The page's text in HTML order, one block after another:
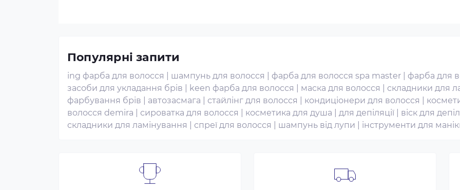
Популярні запити
ing фарба для волосся шампунь для волосся фарба для волосся spa master
фарба для
засоби для укладання брів
keen фарба для волосся маска для волосся
складники для
фарбування брів
автозасмага стайлінг для волосся кондиціонери для волосся
волосся demira
сироватка для волосся косметика для душа для депіляції
віск для
складники для ламінування
спреї для волосся шампунь від лупи інструменти для